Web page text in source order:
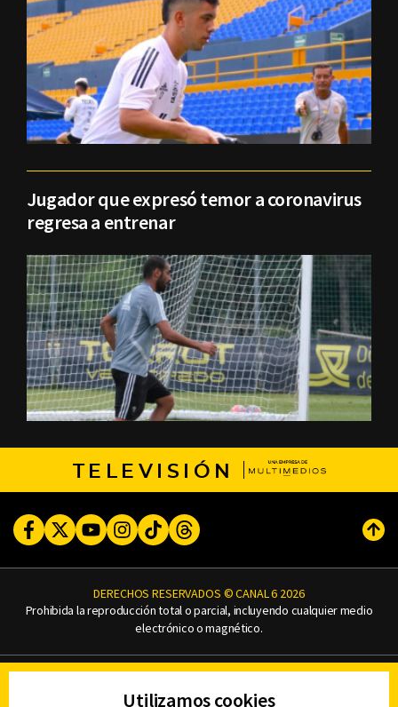
Jugador que expresó temor a coronavirus
regresa a entrenar
TELEVISIÓN
FacebookTwitterYoutubeInstagram
TikTokThreads
DERECHOS RESERVADOS © CANAL 6 2026
Prohibida la reproducción total o parcial, incluyendo cualquier medio
electrónico o magnético.
AVISO DE PRIVACIDAD
Utilizamos cookies